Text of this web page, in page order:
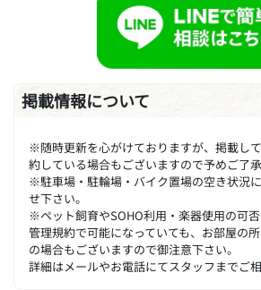
掲載情報について
※随時更新を心がけておりますが、掲載し
約している場合もございますので予めご了承
※駐車場・駐輪場・バイク置場の空き状況
せ下さい。
※ペット飼育やSOHO利用・楽器使用の可
管理規約で可能になっていても、お部屋の
の場合もございますので御注意下さい。
詳細はメールやお電話にてスタッフまでご相